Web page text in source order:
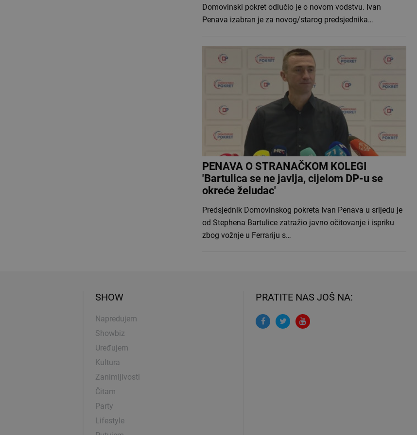
Domovinski pokret odlučio je o novom vodstvu. Ivan
Penava izabran je za novog/starog predsjednika…
PENAVA O STRANAČKOM KOLEGI
'Bartulica se ne javlja, cijelom DP-u se
okreće želudac'
Predsjednik Domovinskog pokreta Ivan Penava u srijedu je
od Stephena Bartulice zatražio javno očitovanje i ispriku
zbog vožnje u Ferrariju s…
SHOW
Napredujem
Showbiz
Uređujem
Kultura
Zanimljivosti
Čitam
Party
Lifestyle
PRATITE NAS JOŠ NA: